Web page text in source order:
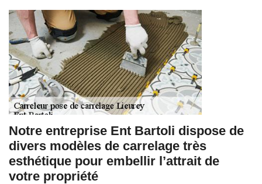
Notre entreprise Ent Bartoli dispose de
divers modèles de carrelage très
esthétique pour embellir l’attrait de
votre propriété